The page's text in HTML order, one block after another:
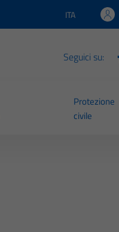
Lingua attiva:
ITA
Seguici su:
Protezione
civile